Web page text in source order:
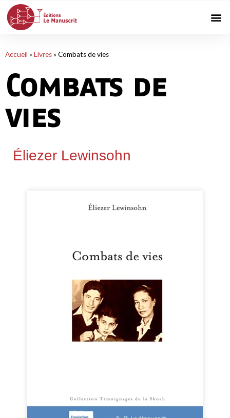
Accueil » Livres» Combats de vies
Combats de
vies
Éliezer Lewinsohn